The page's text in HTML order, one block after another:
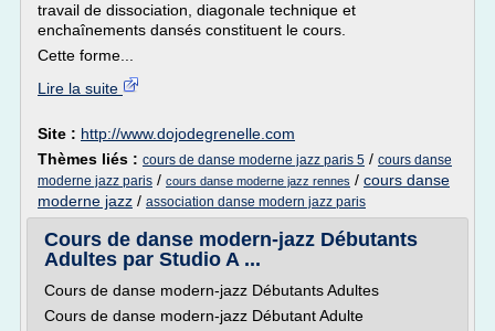
travail de dissociation, diagonale technique et
enchaînements dansés constituent le cours.
Cette forme...
Lire la suite
Site : http://www.dojodegrenelle.com
Thèmes liés : cours de danse moderne jazz paris 5 / cours danse
moderne jazz paris / cours danse moderne jazz rennes / cours danse
moderne jazz / association danse modern jazz paris
Cours de danse modern-jazz Débutants
Adultes par Studio A ...
Cours de danse modern-jazz Débutants Adultes
Cours de danse modern-jazz Débutant Adulte